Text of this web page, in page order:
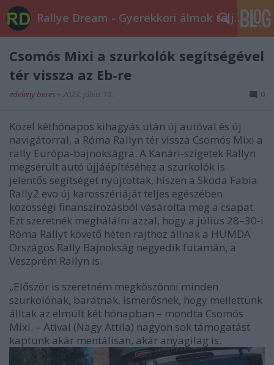
Rallye Dream - Gyerekkori álmok teljesüljetek!
Csomós Mixi a szurkolók segítségével
tér vissza az Eb-re
edeleny beres • 2023. július 19. 0
Közel kéthónapos kihagyás után új autóval és új
navigátorral, a Róma Rallyn tér vissza Csomós Mixi a
rally Európa-bajnokságra. A Kanári-szigetek Rallyn
megsérült autó újjáépítéséhez a szurkolók is
jelentős segítséget nyújtottak, hiszen a Skoda Fabia
Rally2 evo új karosszériáját teljes egészében
közösségi finanszírozásból vásárolta meg a csapat.
Ezt szeretnék meghálálni azzal, hogy a július 28–30-i
Róma Rallyt követő héten rajthoz állnak a HUMDA
Országos Rally Bajnokság negyedik futamán, a
Veszprém Rallyn is.
„Először is szeretném megköszönni minden
szurkolónak, barátnak, ismerősnek, hogy mellettünk
álltak az elmúlt két hónapban – mondta Csomós
Mixi. – Atival (Nagy Attila) nagyon sok támogatást
kaptunk akár mentálisan, akár anyagilag is.